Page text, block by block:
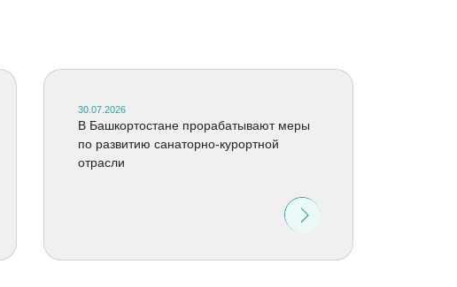
30.07.2026
В Башкортостане прорабатывают меры
по развитию санаторно-курортной
отрасли